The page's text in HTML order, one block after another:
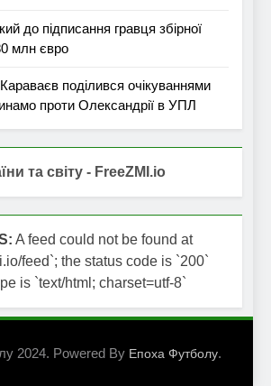
до підписання гравця збірної
млн євро
поділився очікуваннями
проти Олександрії в УПЛ
та світу - FreeZMI.io
A feed could not be found at
feed`; the status code is `200`
is `text/html; charset=utf-8`
2024. Powered By Епоха Футболу.